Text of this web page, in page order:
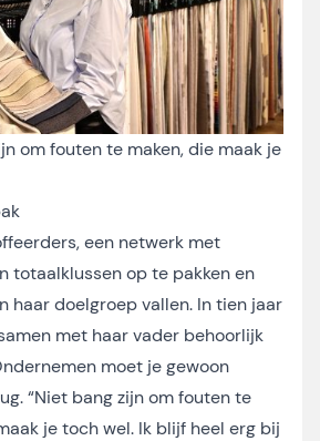
om fouten te maken, die maak je
een netwerk met
totaalklussen op te pakken en
haar doelgroep vallen. In tien jaar
met haar vader behoorlijk
moet je gewoon
“Niet bang zijn om fouten te
je toch wel. Ik blijf heel erg bij